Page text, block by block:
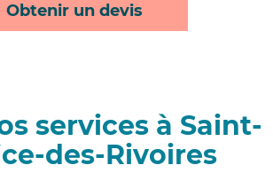
Obtenir un devis
services à Saint-
des-Rivoires